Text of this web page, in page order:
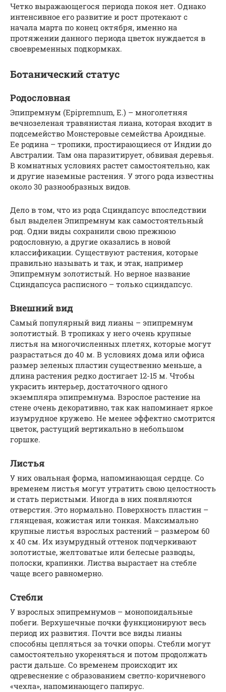
Четко выражающегося периода покоя нет. Однако
интенсивное его развитие и рост протекают с
начала марта по конец октября, именно на
протяжении данного периода цветок нуждается в
своевременных подкормках.
Ботанический статус
Родословная
Эпипремнум (Epipremnum, Е.) – многолетняя
вечнозеленая травянистая лиана, которая входит в
подсемейство Монстеровые семейства Ароидные.
Ее родина – тропики, простирающиеся от Индии до
Австралии. Там она паразитирует, обвивая деревья.
В комнатных условиях растет самостоятельно, как
и другие наземные растения. У этого рода известны
около 30 разнообразных видов.
Дело в том, что из рода Сциндапсус впоследствии
был выделен Эпипремнум как самостоятельный
род. Одни виды сохранили свою прежнюю
родословную, а другие оказались в новой
классификации. Существуют растения, которые
правильно называть и так, и этак, например
Эпипремнум золотистый. Но верное название
Сциндапсуса расписного – только сциндапсус.
Внешний вид
Самый популярный вид лианы – эпипремнум
золотистый. В тропиках у него очень крупные
листья на многочисленных плетях, которые могут
разрастаться до 40 м. В условиях дома или офиса
размер зеленых пластин существенно меньше, а
длина растения редко достигает 12-15 м. Чтобы
украсить интерьер, достаточного одного
экземпляра эпипремнума. Взрослое растение на
стене очень декоративно, так как напоминает яркое
изумрудное кружево. Не менее эффектно смотрится
цветок, растущий вертикально в небольшом
горшке.
Листья
У них овальная форма, напоминающая сердце. Со
временем листья могут утратить свою целостность
и стать перистыми. Иногда в них появляются
отверстия. Это нормально. Поверхность пластин –
глянцевая, кожистая или тонкая. Максимально
крупные листья взрослых растений – размером 60
х 40 см. Их изумрудный оттенок подчеркивают
золотистые, желтоватые или белесые разводы,
полоски, крапинки. Листва вырастает на стебле
чаще всего равномерно.
Стебли
У взрослых эпипремнумов – монопоидальные
побеги. Верхушечные почки функционируют весь
период их развития. Почти все виды лианы
способны цепляться за точки опоры. Стебли могут
самостоятельно укореняться и потом продолжать
расти дальше. Со временем происходит их
одревеснение с образованием светло-коричневого
«чехла», напоминающего папирус.